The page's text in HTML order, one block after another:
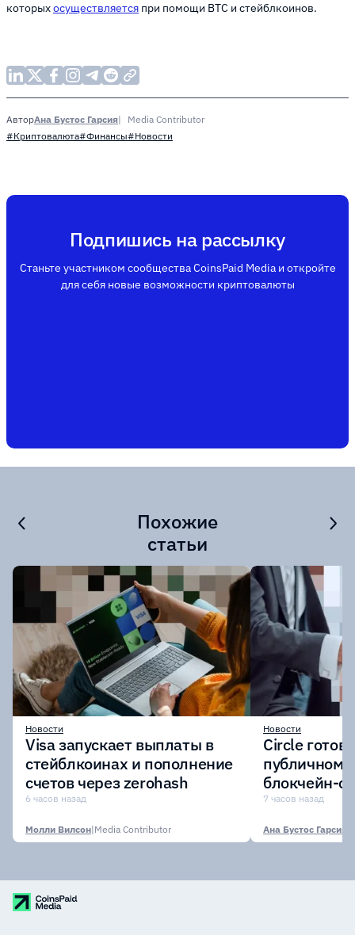
которыхосуществляется при помощи BTC и стейблкоинов.
АвторАна Бустос Гарсия
Media Contributor
#Криптовалюта#Финансы#Новости
Подпишись на рассылку
Станьте участником сообщества CoinsPaid Media и откройте
для себя новые возможности криптовалюты
Похожие
статьи
Новости
Visa запускает выплаты в
стейблкоинах и пополнение
счетов через zerohash
6 часов назад
Молли Вилсон|Media Contributor
Новости
Circle
публичному
блокчейн-
участии
7 часов назад
Ана Бустос Гарсия